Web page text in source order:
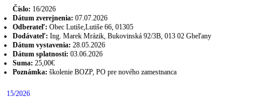
Číslo: 16/2026
Dátum zverejnenia: 07.07.2026
Odberateľ: Obec Lutiše,Lutiše 66, 01305
Dodávateľ: Ing. Marek Mrázik, Bukovinská 92/3B, 013 02 Gbeľany
Dátum vystavenia: 28.05.2026
Dátum splatnosti: 03.06.2026
Suma: 25,00€
Poznámka: školenie BOZP, PO pre nového zamestnanca
15/2026